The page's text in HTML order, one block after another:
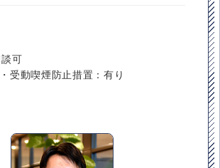
可
受動喫煙防止措置：有り